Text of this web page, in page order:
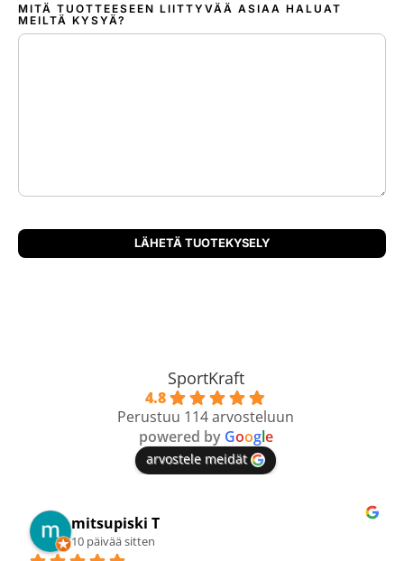
MITÄ TUOTTEESEEN LIITTYVÄÄ ASIAA HALUAT
MEILTÄ KYSYÄ?
SportKraft
4.8
Perustuu 114 arvosteluun
powered by Google
arvostele meidät
Mikko T.
11 päivää sitten